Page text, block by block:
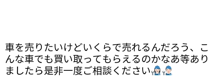
車を売りたいけどいくらで売れるんだろう、こ
んな車でも買い取ってもらえるのかなあ等あり
ましたら是非一度ご相談ください